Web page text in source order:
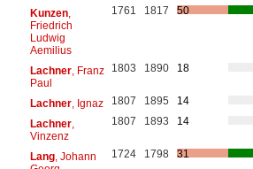
Kunzen,
Friedrich
Ludwig
Aemilius
1761 1817 50
Lachner, Franz
Paul
1803 1890 18
Lachner, Ignaz 1807 1895
14
Lachner,
Vinzenz
1807 1893 14
Lang, Johann
1724 1798 31